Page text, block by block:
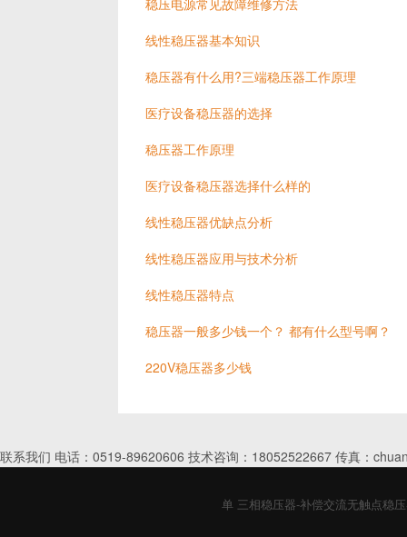
稳压电源常见故障维修方法
线性稳压器基本知识
稳压器有什么用?三端稳压器工作原理
医疗设备稳压器的选择
稳压器工作原理
医疗设备稳压器选择什么样的
线性稳压器优缺点分析
线性稳压器应用与技术分析
线性稳压器特点
稳压器一般多少钱一个？ 都有什么型号啊？
220V稳压器多少钱
联系我们 电话：0519-89620606 技术咨询：18052522667 传真：
单 三相稳压器-补偿交流无触点稳